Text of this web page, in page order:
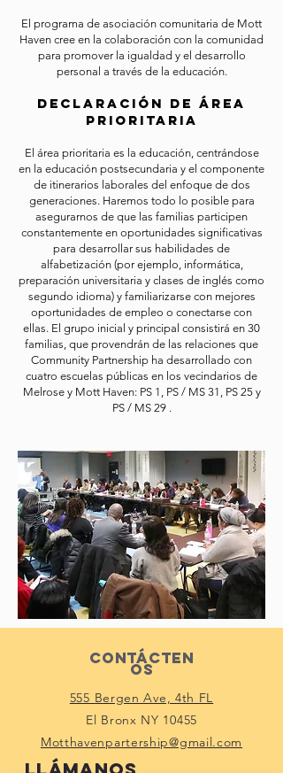
El programa de asociación comunitaria de Mott
Haven cree en la colaboración con la comunidad
para promover la igualdad y el desarrollo
personal a través de la educación.
Declaración de área
prioritaria
El área prioritaria es la educación, centrándose
en la educación postsecundaria y el componente
de itinerarios laborales del enfoque de dos
generaciones. Haremos todo lo posible para
asegurarnos de que las familias participen
constantemente en oportunidades significativas
para desarrollar sus habilidades de
alfabetización (por ejemplo, informática,
preparación universitaria y clases de inglés como
segundo idioma) y familiarizarse con mejores
oportunidades de empleo o conectarse con
ellas. El grupo inicial y principal consistirá en 30
familias, que provendrán de las relaciones que
Community Partnership ha desarrollado con
cuatro escuelas públicas en los vecindarios de
Melrose y Mott Haven: PS 1, PS / MS 31, PS 25 y
PS / MS 29 .
Contácten
os
555 Bergen Ave, 4th FL
El Bronx NY 10455
Motthavenpartership@gmail.com